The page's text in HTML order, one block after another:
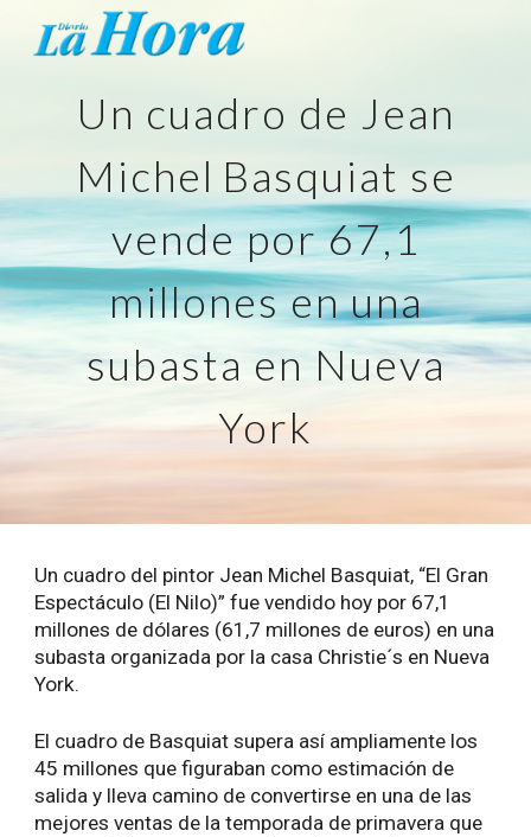
Skip to main content
Un cuadro de Jean
Michel Basquiat se
vende por 67,1
millones en una
subasta en Nueva
York
Un cuadro del pintor Jean Michel Basquiat, “El Gran
Espectáculo (El Nilo)” fue vendido hoy por 67,1
millones de dólares (61,7 millones de euros) en una
subasta organizada por la casa Christie´s en Nueva
York.
El cuadro de Basquiat supera así ampliamente los
45 millones que figuraban como estimación de
salida y lleva camino de convertirse en una de las
mejores ventas de la temporada de primavera que